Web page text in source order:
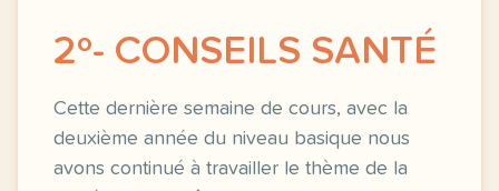
2º- CONSEILS SANTÉ
Cette dernière semaine de cours, avec la
deuxième année du niveau basique nous
avons continué à travailler le thème de la